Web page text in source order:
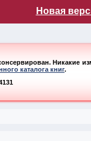
Новая
Никакие
каталога книг.